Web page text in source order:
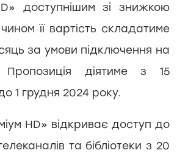
доступнішим зі знижкою
її вартість складатиме
за умови підключення на
Пропозиція діятиме з 15
1 грудня 2024 року.
HD» відкриває доступ до
та бібліотеки з 20